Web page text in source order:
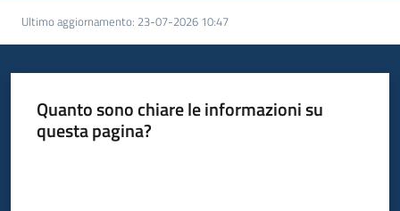
Ultimo aggiornamento: 23-07-2026 10:47
Quanto sono chiare le informazioni su
questa pagina?